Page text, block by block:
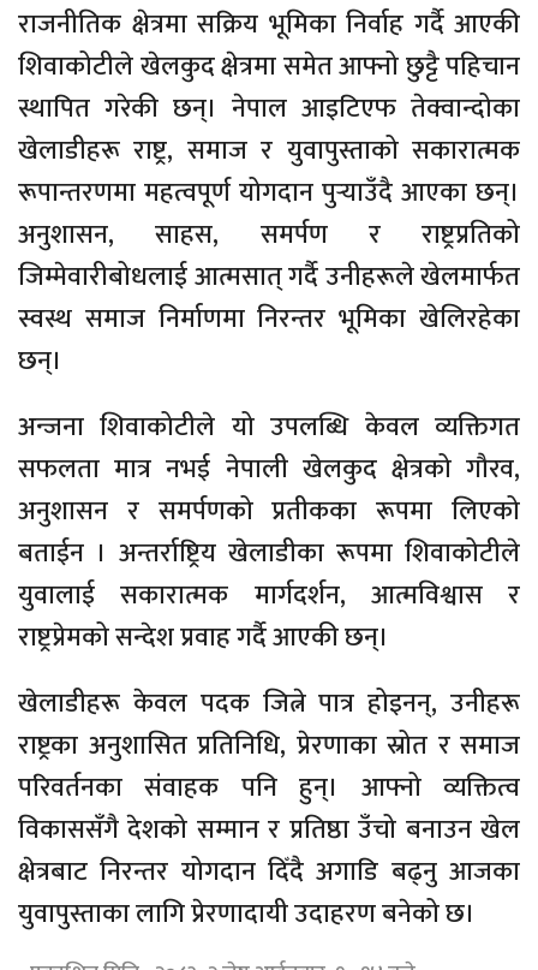
राजनीतिक क्षेत्रमा सक्रिय भूमिका निर्वाह गर्दै आएकी
शिवाकोटीले खेलकुद क्षेत्रमा समेत आफ्नो छुट्टै पहिचान
स्थापित गरेकी छन्। नेपाल आइटिएफ तेक्वान्दोका
खेलाडीहरू राष्ट्र, समाज र युवापुस्ताको सकारात्मक
रूपान्तरणमा महत्वपूर्ण योगदान पुर्‍याउँदै आएका छन्।
अनुशासन, साहस, समर्पण र राष्ट्रप्रतिको
जिम्मेवारीबोधलाई आत्मसात् गर्दै उनीहरूले खेलमार्फत
स्वस्थ समाज निर्माणमा निरन्तर भूमिका खेलिरहेका
छन्।
अन्जना शिवाकोटीले यो उपलब्धि केवल व्यक्तिगत
सफलता मात्र नभई नेपाली खेलकुद क्षेत्रको गौरव,
अनुशासन र समर्पणको प्रतीकका रूपमा लिएको
बताईन । अन्तर्राष्ट्रिय खेलाडीका रूपमा शिवाकोटीले
युवालाई सकारात्मक मार्गदर्शन, आत्मविश्वास र
राष्ट्रप्रेमको सन्देश प्रवाह गर्दै आएकी छन्।
खेलाडीहरू केवल पदक जित्ने पात्र होइनन्, उनीहरू
राष्ट्रका अनुशासित प्रतिनिधि, प्रेरणाका स्रोत र समाज
परिवर्तनका संवाहक पनि हुन्। आफ्नो व्यक्तित्व
विकाससँगै देशको सम्मान र प्रतिष्ठा उँचो बनाउन खेल
क्षेत्रबाट निरन्तर योगदान दिँदै अगाडि बढ्नु आजका
युवापुस्ताका लागि प्रेरणादायी उदाहरण बनेको छ।